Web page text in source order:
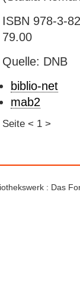
ISBN 978-3-
79.00
Quelle: DNB
biblio-net
mab2
Seite < 1 >
: Das